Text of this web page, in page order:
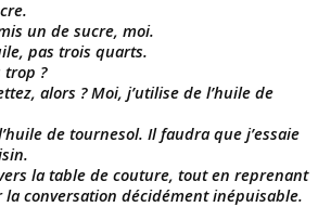
un de sucre, moi.
pas trois quarts.
trop ?
alors ? Moi, j’utilise de l’huile de
de tournesol. Il faudra que j’essaie
la table de couture, tout en reprenant
conversation décidément inépuisable.